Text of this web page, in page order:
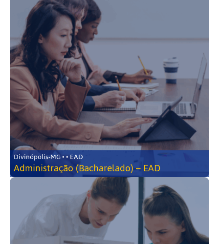
Divinópolis-MG • • EAD
Administração (Bacharelado) – EAD